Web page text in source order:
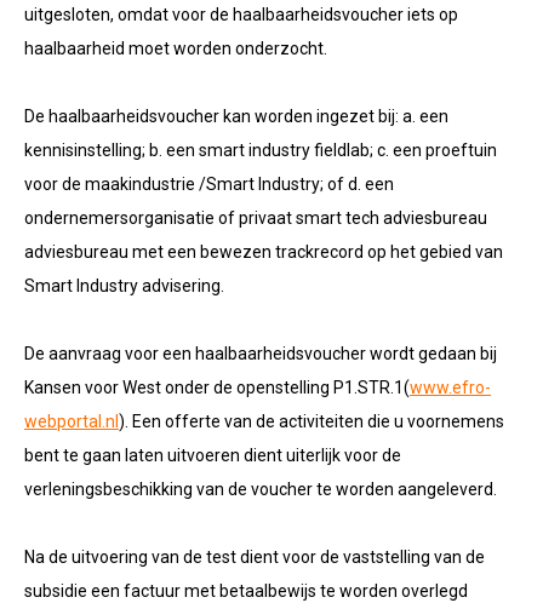
uitgesloten, omdat voor de haalbaarheidsvoucher iets op
haalbaarheid moet worden onderzocht.
De haalbaarheidsvoucher kan worden ingezet bij: a. een
kennisinstelling; b. een smart industry fieldlab; c. een proeftuin
voor de maakindustrie /Smart Industry; of d. een
ondernemersorganisatie of privaat smart tech adviesbureau
adviesbureau met een bewezen trackrecord op het gebied van
Smart Industry advisering.
De aanvraag voor een haalbaarheidsvoucher wordt gedaan bij
Kansen voor West onder de openstelling P1.STR.1(www.efro-
webportal.nl ). Een offerte van de activiteiten die u voornemens
bent te gaan laten uitvoeren dient uiterlijk voor de
verleningsbeschikking van de voucher te worden aangeleverd.
Na de uitvoering van de test dient voor de vaststelling van de
subsidie een factuur met betaalbewijs te worden overlegd